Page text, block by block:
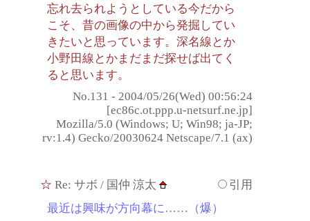
忘れ去られようとしている今だから
こそ、昔の画像の中から発掘してい
きたいと思っています。深名線とか
小野田線とかまだまだ探せば出てく
ると思います。
No.131 - 2004/05/26(Wed) 00:56:24
[ec86c.ot.ppp.u-netsurf.ne.jp]
Mozilla/5.0 (Windows; U; Win98; ja-JP;
rv:1.4) Gecko/20030624 Netscape/7.1 (ax)
☆ Re: サボ / 国仲 涼太
引用
最近は興味が方向幕に……（爆）